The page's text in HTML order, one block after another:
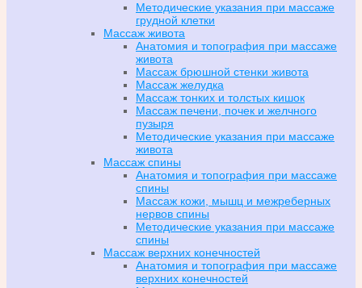
Методические указания при массаже
грудной клетки
Массаж живота
Анатомия и топография при массаже
живота
Массаж брюшной стенки живота
Массаж желудка
Массаж тонких и толстых кишок
Массаж печени, почек и желчного
пузыря
Методические указания при массаже
живота
Массаж спины
Анатомия и топография при массаже
спины
Массаж кожи, мышц и межреберных
нервов спины
Методические указания при массаже
спины
Массаж верхних конечностей
Анатомия и топография при массаже
верхних конечностей